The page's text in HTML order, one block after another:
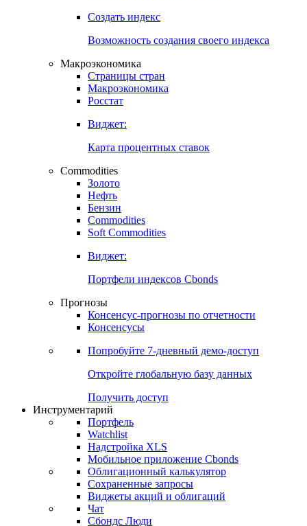
Создать индекс
Возможность создания своего индекса
Макроэкономика
Страницы стран
Макроэкономика
Росстат
Виджет:
Карта процентных ставок
Commodities
Золото
Нефть
Бензин
Commodities
Soft Commodities
Виджет:
Портфели индексов Cbonds
Прогнозы
Консенсус-прогнозы по отчетности
Консенсусы
Попробуйте 7-дневный демо-доступ
Откройте глобальную базу данных
Получить доступ
Инструментарий
Портфель
Watchlist
Надстройка XLS
Мобильное приложение Cbonds
Облигационный калькулятор
Сохраненные запросы
Виджеты акций и облигаций
Чат
Сбондс Люди